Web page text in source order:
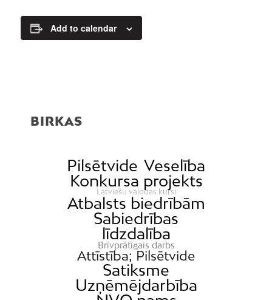
Add to calendar
BIRKAS
Pilsētvide Veselība
Konkursa projekts
Latviešu valodas kursi
Atbalsts biedrībām
Sabiedrības
līdzdalība
Brīvprātīgais darbs
Attīstība; Pilsētvide
Satiksme
Uzņēmējdarbība